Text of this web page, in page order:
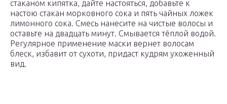
стаканом кипятка, дайте настояться, добавьте к
настою стакан морковного сока и пять чайных ложек
лимонного сока. Смесь нанесите на чистые волосы и
оставьте на двадцать минут. Смывается тёплой водой.
Регулярное применение маски вернет волосам
блеск, избавит от сухоти, придаст кудрям ухоженный
вид.